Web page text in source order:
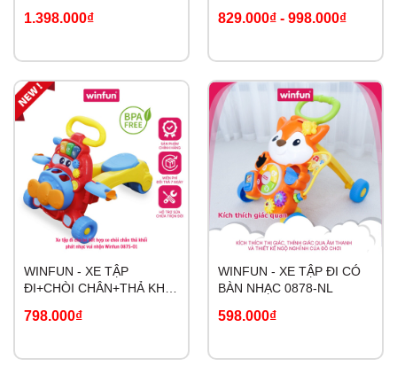
1.398.000₫ 829.000₫ - 998.000₫
WINFUN - XE TẬP
ĐI+CHÒI CHÂN+THẢ KHỐI
798.000₫
WINFUN - XE TẬP ĐI CÓ
BÀN NHẠC 0878-NL
598.000₫